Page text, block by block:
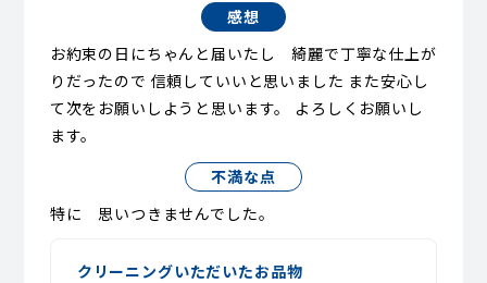
感想
お約束の日にちゃんと届いたし 綺麗で丁寧な仕上が
りだったので 信頼していいと思いました また安心し
て次をお願いしようと思います。 よろしくお願いし
ます。
不満な点
特に 思いつきませんでした。
クリーニングいただいたお品物